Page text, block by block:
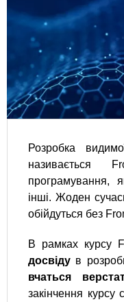
Розробка
називається
програмування,
інші. Жоден
обійдуться без
В рамках курсу
досвіду в
вчаться
закінчення курсу